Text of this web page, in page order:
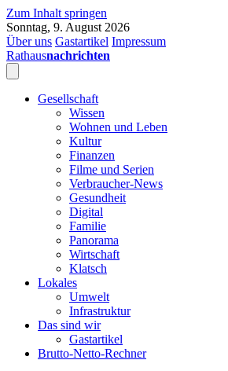
Zum Inhalt springen
Sonntag, 9. August 2026
Über uns Gastartikel Impressum
Rathausnachrichten
Gesellschaft
Wissen
Wohnen und Leben
Kultur
Finanzen
Filme und Serien
Verbraucher-News
Gesundheit
Digital
Familie
Panorama
Wirtschaft
Klatsch
Lokales
Umwelt
Infrastruktur
Das sind wir
Gastartikel
Brutto-Netto-Rechner